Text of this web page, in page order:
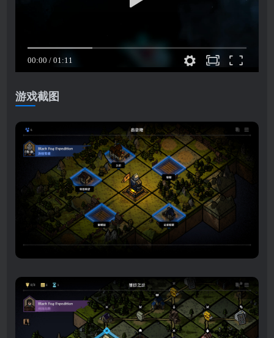
游戏截图